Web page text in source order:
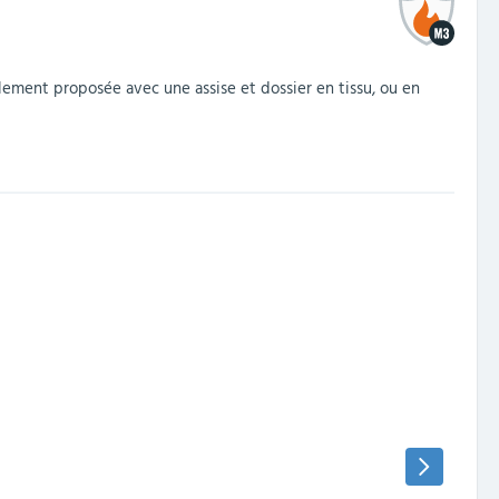
proposée avec une assise et dossier en tissu, ou en